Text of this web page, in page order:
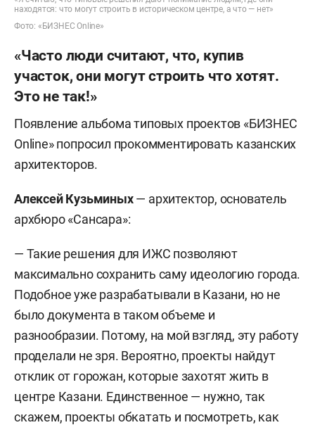
находятся: что могут строить в историческом центре, а что — нет»
Фото: «БИЗНЕС Online»
«Часто люди считают, что, купив
участок, они могут строить что хотят.
Это не так!»
Появление альбома типовых проектов «БИЗНЕС
Online» попросил прокомментировать казанских
архитекторов.
Алексей Кузьминых— архитектор, основатель
архбюро «Сансара»:
— Такие решения для ИЖС позволяют
максимально сохранить саму идеологию города.
Подобное уже разрабатывали в Казани, но не
было документа в таком объеме и
разнообразии. Потому, на мой взгляд, эту работу
проделали не зря. Вероятно, проекты найдут
отклик от горожан, которые захотят жить в
центре Казани. Единственное — нужно, так
скажем, проекты обкатать и посмотреть, как